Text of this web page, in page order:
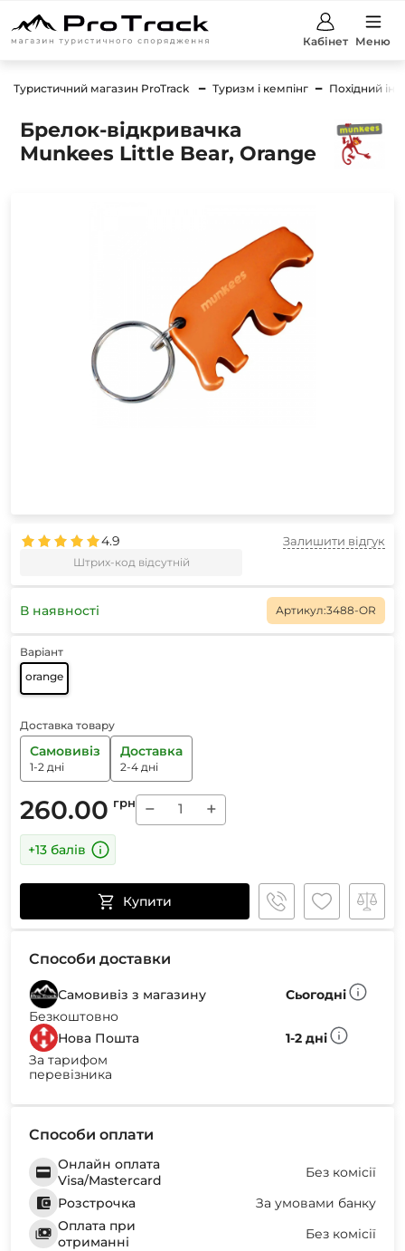
Кабінет Меню
Туристичний магазин ProTrack Туризм і кемпінг Похідний
Брелок-відкривачка
Munkees Little Bear, Orange
4.9
Штрих-код відсутній
Залишити відгук
В наявності Артикул:3488-OR
Варіант
orange
Доставка товару
Самовивіз
1-2 дні
Доставка
2-4 дні
260.00 грн − +
+13 балів
Купити
Способи доставки
Самовивіз з магазину
Сьогодні
Безкоштовно
Нова Пошта
1-2 дні
За тарифом
перевізника
Способи оплати
Онлайн оплата
Visa/Mastercard
Без комісії
Розстрочка
За умовами банку
Оплата при
отриманні
Без комісії